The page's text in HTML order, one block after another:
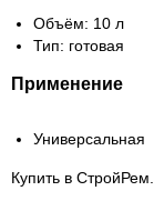
Объём: 10 л
Тип: готовая
Применение
Универсальная
Купить в СтройРем.